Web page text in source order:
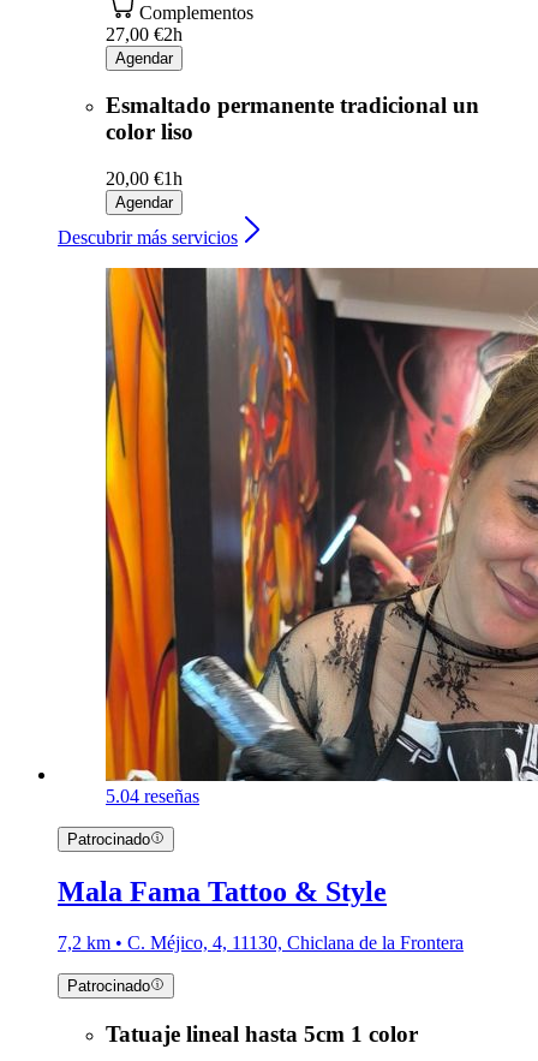
Complementos
27,00 €2h
Agendar
Esmaltado permanente tradicional un
color liso
20,00 €1h
Agendar
Descubrir más servicios
5.04 reseñas
Patrocinado
Mala Fama Tattoo & Style
7,2 km • C. Méjico, 4, 11130, Chiclana de la Frontera
Patrocinado
Tatuaje lineal hasta 5cm 1 color